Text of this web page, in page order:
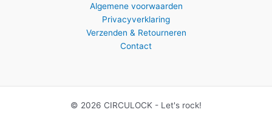
Algemene voorwaarden
Privacyverklaring
Verzenden & Retourneren
Contact
© 2026 CIRCULOCK - Let's rock!